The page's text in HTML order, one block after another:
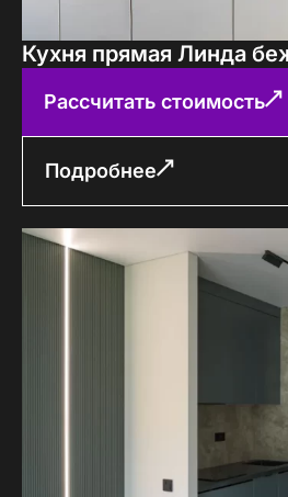
Кухня прямая Линда
Рассчитать стоимость
Подробнее